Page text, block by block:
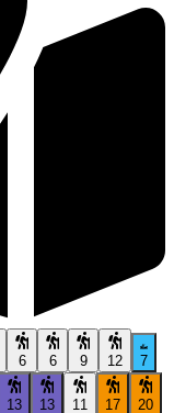
6 6 9 12 7
13 13 11 17 20